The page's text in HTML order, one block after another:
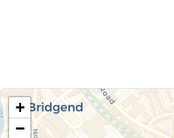
+
−